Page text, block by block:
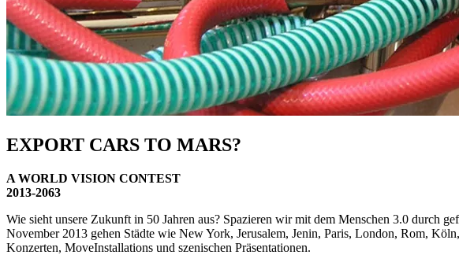
EXPORT CARS TO MARS?
A WORLD VISION CONTEST
2013-2063
Wie sieht unsere Zukunft in 50 Jahren aus? Spazieren wir mit dem Menschen 3.0 durch
November 2013 gehen Städte wie New York, Jerusalem, Jenin, Paris, London, Rom,
Konzerten, MoveInstallations und szenischen Präsentationen.